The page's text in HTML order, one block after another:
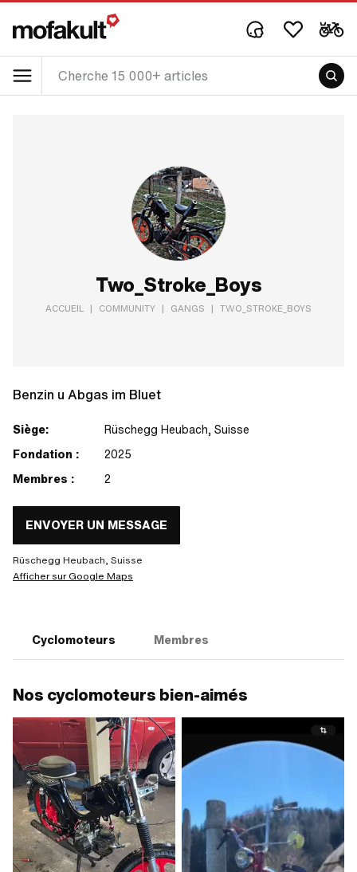
Two_Stroke_Boys
ACCUEIL | COMMUNITY | GANGS | TWO_STROKE_BOYS
Benzin u Abgas im Bluet
Siège:
Rüschegg Heubach, Suisse
Fondation :
2025
Membres :
2
ENVOYER UN MESSAGE
Rüschegg Heubach, Suisse
Afficher sur Google Maps
Cyclomoteurs Membres
Nos cyclomoteurs bien-aimés